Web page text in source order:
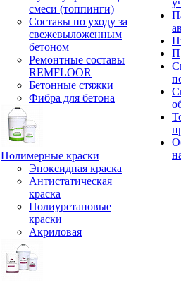
смеси (топпинги)
Составы по уходу за
свежевыложенным
бетоном
Ремонтные составы
REMFLOOR
Бетонные стяжки
Фибра для бетона
Полимерные краски
Эпоксидная краска
Антистатическая
краска
Полиуретановые
краски
Акриловая